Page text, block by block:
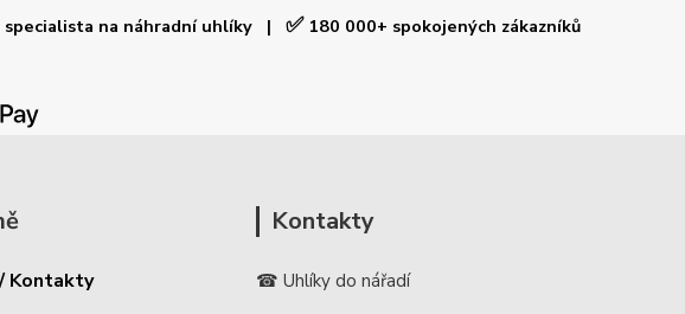
specialista na náhradní uhlíky | ✅180 000+ spokojených zákazníků
Kontakty
Kontakty
☎ Uhlíky do nářadí